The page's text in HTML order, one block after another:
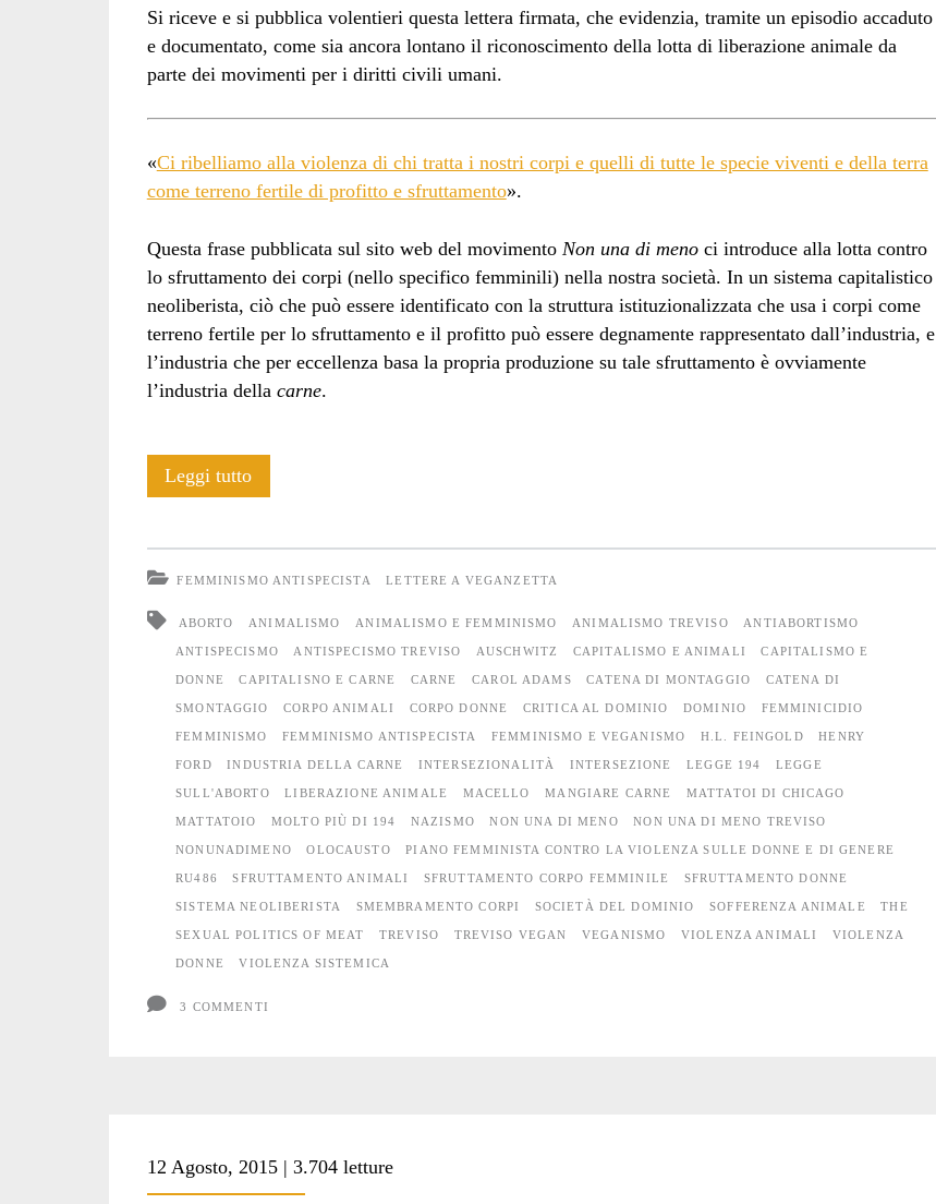
Si riceve e si pubblica volentieri questa lettera firmata, che evidenzia, tramite un episodio accaduto
e documentato, come sia ancora lontano il riconoscimento della lotta di liberazione animale da
parte dei movimenti per i diritti civili umani.
«Ci ribelliamo alla violenza di chi tratta i nostri corpi e quelli di tutte le specie viventi e della terra
come terreno fertile di profitto e sfruttamento».
Questa frase pubblicata sul sito web del movimento Non una di menoci introduce alla lotta contro
lo sfruttamento dei corpi (nello specifico femminili) nella nostra società. In un sistema capitalistico
neoliberista, ciò che può essere identificato con la struttura istituzionalizzata che usa i corpi come
terreno fertile per lo sfruttamento e il profitto può essere degnamente rappresentato dall’industria, e
l’industria che per eccellenza basa la propria produzione su tale sfruttamento è ovviamente
l’industria della carne.
Leggi tuttoNon
liberazione)
di
meno
FEMMINISMO ANTISPECISTA LETTERE A VEGANZETTA
ABORTO ANIMALISMO ANIMALISMO E FEMMINISMO ANIMALISMO TREVISO ANTIABORTISMO
ANTISPECISMO ANTISPECISMO TREVISO AUSCHWITZ CAPITALISMO E ANIMALI CAPITALISMO E
DONNE CAPITALISNO E CARNE CARNE CAROL ADAMS CATENA DI MONTAGGIO CATENA DI
SMONTAGGIO CORPO ANIMALI CORPO DONNE CRITICA AL DOMINIO DOMINIO FEMMINICIDIO
FEMMINISMO FEMMINISMO ANTISPECISTA FEMMINISMO E VEGANISMO H.L. FEINGOLD HENRY
FORD INDUSTRIA DELLA CARNE INTERSEZIONALITÀ INTERSEZIONE LEGGE 194 LEGGE
SULL'ABORTO LIBERAZIONE ANIMALE MACELLO MANGIARE CARNE MATTATOI DI CHICAGO
MATTATOIO MOLTO PIÙ DI 194 NAZISMO NON UNA DI MENO NON UNA DI MENO TREVISO
NONUNADIMENO OLOCAUSTO PIANO FEMMINISTA CONTRO LA VIOLENZA SULLE DONNE E DI GENERE
RU486 SFRUTTAMENTO ANIMALI SFRUTTAMENTO CORPO FEMMINILE SFRUTTAMENTO DONNE
SISTEMA NEOLIBERISTA SMEMBRAMENTO CORPI SOCIETÀ DEL DOMINIO SOFFERENZA ANIMALE THE
SEXUAL POLITICS OF MEAT TREVISO TREVISO VEGAN VEGANISMO VIOLENZA ANIMALI VIOLENZA
DONNE VIOLENZA SISTEMICA
3 COMMENTI
12 Agosto, 2015 | 3.704 letture